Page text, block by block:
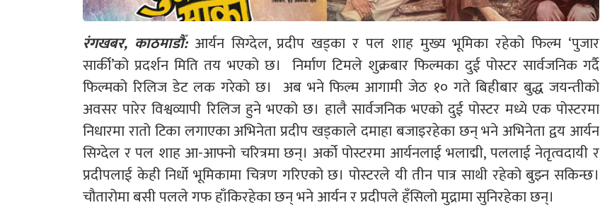
रंगखबर, काठमाडौँ: आर्यन सिग्देल, प्रदीप खड्का र पल शाह मुख्य भूमिका रहेको फिल्म ‘पुजार
सार्की’को प्रदर्शन मिति तय भएको छ। निर्माण टिमले शुक्रबार फिल्मका दुई पोस्टर सार्वजनिक गर्दै
फिल्मको रिलिज डेट लक गरेको छ। अब भने फिल्म आगामी जेठ १० गते बिहीबार बुद्ध जयन्तीको
अवसर पारेर विश्वव्यापी रिलिज हुने भएको छ। हालै सार्वजनिक भएको दुई पोस्टर मध्ये एक पोस्टरमा
निधारमा रातो टिका लगाएका अभिनेता प्रदीप खड्काले दमाहा बजाइरहेका छन् भने अभिनेता द्वय आर्यन
सिग्देल र पल शाह आ-आफ्नो चरित्रमा छन्। अर्को पोस्टरमा आर्यनलाई भलाद्मी, पललाई नेतृत्वदायी र
प्रदीपलाई केही निर्धो भूमिकामा चित्रण गरिएको छ। पोस्टरले यी तीन पात्र साथी रहेको बुझ्न सकिन्छ।
चौतारोमा बसी पलले गफ हाँकिरहेका छन् भने आर्यन र प्रदीपले हँसिलो मुद्रामा सुनिरहेका छन्।